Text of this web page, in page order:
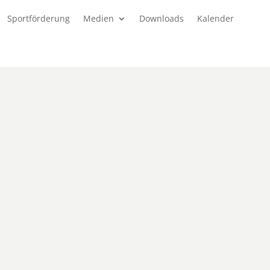
Sportförderung Medien Downloads Kalender